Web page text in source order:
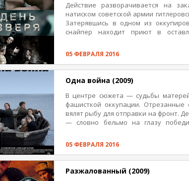
Действие разворачивается на
натиском советской армии
Затерявшись в одном из
снайпер находит приют в
тем в городок понемногу
отверстие прицела, он
проникается их маленькими
становятся еврейская семья,
для себя юноша понимает, что
зверя» — военная мелодрама,
писателя Михаила Ковальчука.
05 ФЕВРАЛЯ 2016
Одна война (2009)
В центре сюжета — судьбы
фашисткой оккупации.
вялят рыбу для отправки на фронт.
— словно бельмо на глазу
надеясь, что будут прощены, а их
распорядилась иначе: в день
чтобы сослать женщин в лагеря, а
«Одна война» — четвертый
05 ФЕВРАЛЯ 2016
Разжалованный (2009)